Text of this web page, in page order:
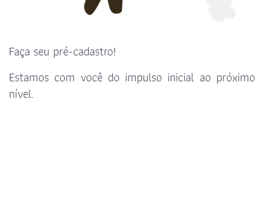
Faça seu pré-cadastro!
Estamos com você do impulso inicial ao próximo
nível.